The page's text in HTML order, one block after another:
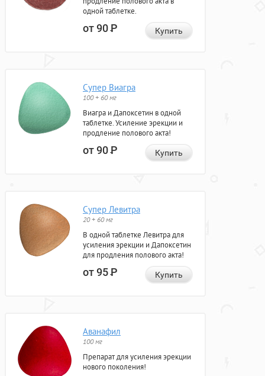
одной таблетке.
от 90Р Купить
Супер Виагра
100 + 60 мг
Виагра и Дапоксетин в одной
таблетке. Усиление эрекции и
продление полового акта!
от 90Р Купить
Супер Левитра
20 + 60 мг
В одной таблетке Левитра для
усиления эрекции и Дапоксетин
для продления полового акта!
от 95Р Купить
Аванафил
100 мг
Препарат для усиления эрекции
нового поколения!